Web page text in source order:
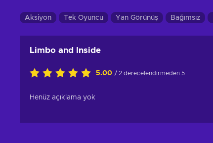
Aksiyon Tek Oyuncu Yan Görünüş Bağımsız
Limbo and Inside
5.00 / 2 derecelendirmeden 5
Henüz açıklama yok